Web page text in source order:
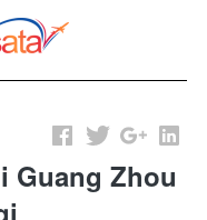
Guang Zhou